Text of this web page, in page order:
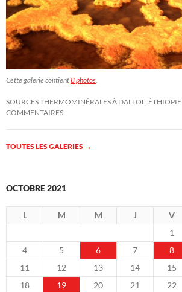
Cette galerie contient8 photos.
SOURCES THERMOMINÉRALES À DALLOL, ÉTHIOPIE
COMMENTAIRES
TOUTES LES GALERIES →
OCTOBRE 2021
L M M J V
1
4
5 6 7 8
11
12 13 14 15
18
19 20 21 22